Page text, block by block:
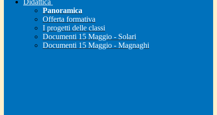
Didattica
Panoramica
Offerta formativa
I progetti delle classi
Documenti 15 Maggio - Solari
Documenti 15 Maggio - Magnaghi